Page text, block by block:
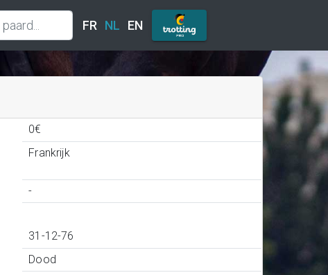
FR NL EN
0€
Frankrijk
-
31-12-76
Dood